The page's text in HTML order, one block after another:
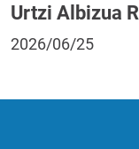
Urtzi Albizua
2026/06/25